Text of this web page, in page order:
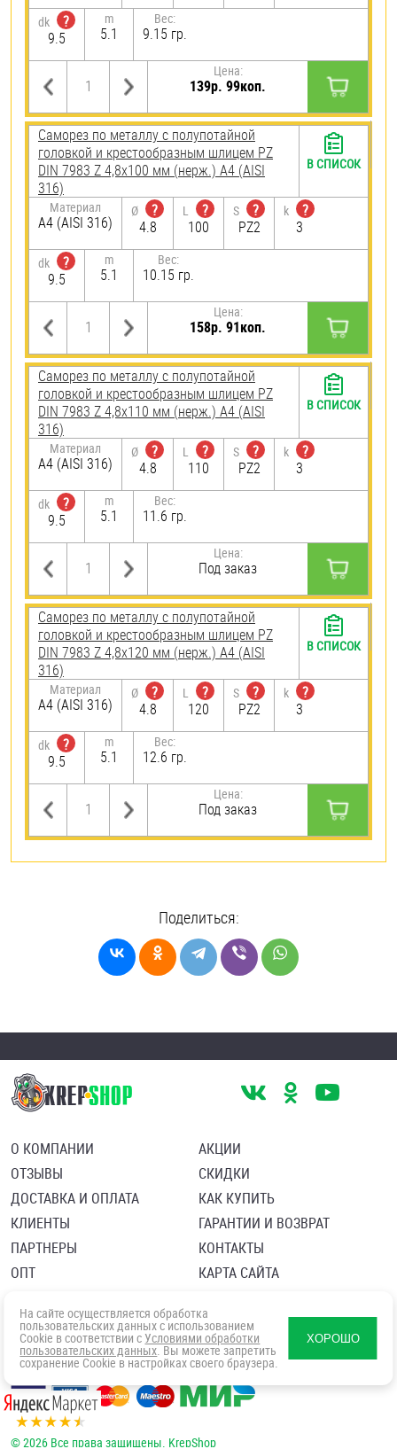
dk
?
9.5
m
5.1
Вес:
9.15 гр.
Цена:
139р. 99коп.
Саморез по металлу с полупотайной
головкой и крестообразным шлицем PZ
DIN 7983 Z 4,8х100 мм (нерж.) A4 (AISI
316)
Материал
A4 (AISI 316)
Ø
?
4.8
L
?
100
S
?
PZ2
k
?
3
dk
?
9.5
m
5.1
Вес:
10.15 гр.
Цена:
158р. 91коп.
В СПИСОК
Саморез по металлу с полупотайной
головкой и крестообразным шлицем PZ
DIN 7983 Z 4,8х110 мм (нерж.) A4 (AISI
316)
Материал
A4 (AISI 316)
Ø
?
4.8
L
?
110
S
?
PZ2
k
?
3
dk
?
9.5
m
5.1
Вес:
11.6 гр.
Цена:
Под заказ
В СПИСОК
Саморез по металлу с полупотайной
головкой и крестообразным шлицем PZ
DIN 7983 Z 4,8х120 мм (нерж.) A4 (AISI
316)
Материал
A4 (AISI 316)
Ø
?
4.8
L
?
120
S
?
PZ2
k
?
3
dk
?
9.5
m
5.1
Вес:
12.6 гр.
Цена:
Под заказ
В СПИСОК
Поделиться:
О КОМПАНИИ
ОТЗЫВЫ
ДОСТАВКА И ОПЛАТА
КЛИЕНТЫ
ПАРТНЕРЫ
ОПТ
АКЦИИ
СКИДКИ
КАК КУПИТЬ
ГАРАНТИИ И ВОЗВРАТ
КОНТАКТЫ
КАРТА САЙТА
Политика в отношении обработки персональных данных
Согласие посетителя сайта на обработку персональных данны
© 2026 Все права защищены. KrepShop
На сайте осуществляется обработка
пользовательских данных с использованием
Cookie в соответствии с Условиями обработки
пользовательских данных. Вы можете запретить
сохранение Cookie в настройках своего браузера.
ХОРОШО